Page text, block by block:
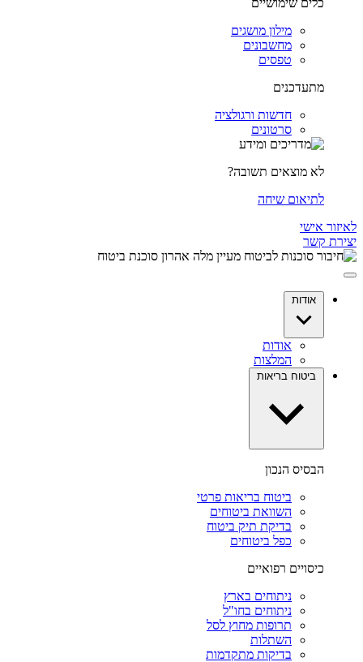
כלים שימושיים
מילון מושגים
מחשבונים
טפסים
מתעדכנים
חדשות ורגולציה
סרטונים
לא מוצאים תשובה?
לתיאום שיחה
לאיזור אישי
יצירת קשר
אודות
אודות
המלצות
ביטוח בריאות
הבסיס הנכון
ביטוח בריאות פרטי
השוואת ביטוחים
בדיקת תיק ביטוח
כפל ביטוחים
כיסויים רפואיים
ניתוחים בארץ
ניתוחים בחו"ל
תרופות מחוץ לסל
השתלות
בדיקות מתקדמות